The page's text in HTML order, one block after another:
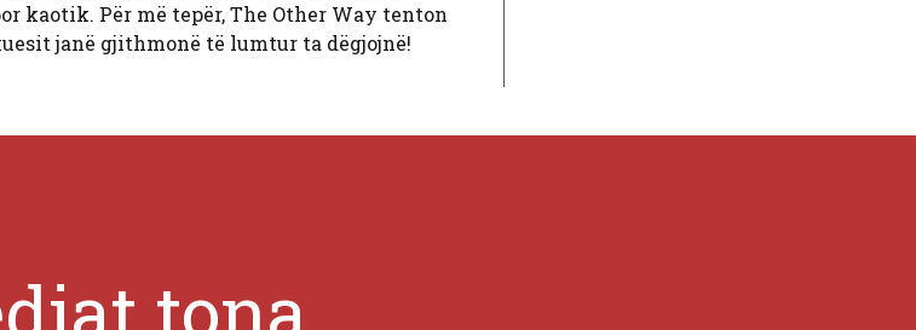
kaotik. Për më tepër, The Other Way tenton
janë gjithmonë të lumtur ta dëgjojnë!
tona